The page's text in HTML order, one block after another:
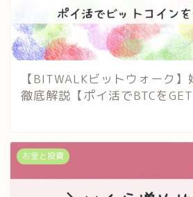
【BITWALKビットウォーク
徹底解説【ポイ活でBTCをGET
お金と投資